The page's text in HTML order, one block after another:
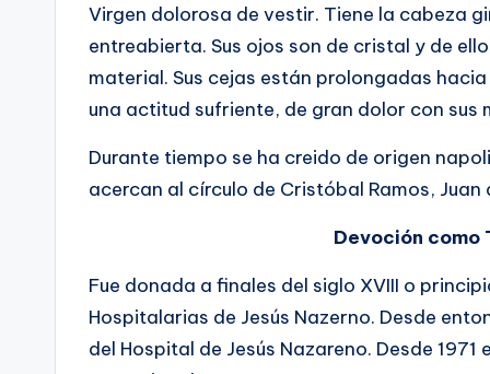
Virgen dolorosa de vestir. Tiene la cabeza
entreabierta. Sus ojos son de cristal y de
material. Sus cejas están prolongadas
una actitud sufriente, de gran dolor con
Durante tiempo se ha creido de origen
acercan al círculo de Cristóbal Ramos, Juan
Devoción
Fue donada a finales del siglo XVIII o
Hospitalarias de Jesús Nazerno. Desde
del Hospital de Jesús Nazareno. Desde